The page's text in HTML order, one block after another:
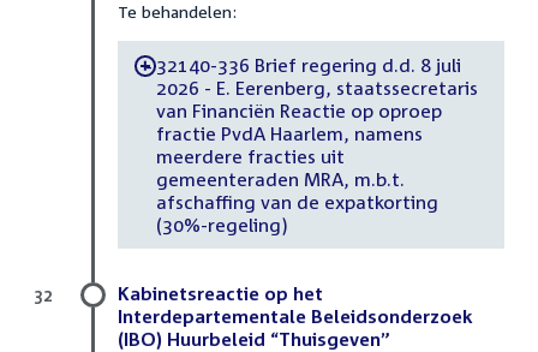
Te behandelen:
-32140-336 Brief regering d.d. 8 juli
2026 - E. Eerenberg, staatssecretaris
van Financiën Reactie op oproep
fractie PvdA Haarlem, namens
meerdere fracties uit
gemeenteraden MRA, m.b.t.
afschaffing van de expatkorting
(30%-regeling)
Kabinetsreactie op het
Interdepartementale Beleidsonderzoek
(IBO) Huurbeleid “Thuisgeven”
32